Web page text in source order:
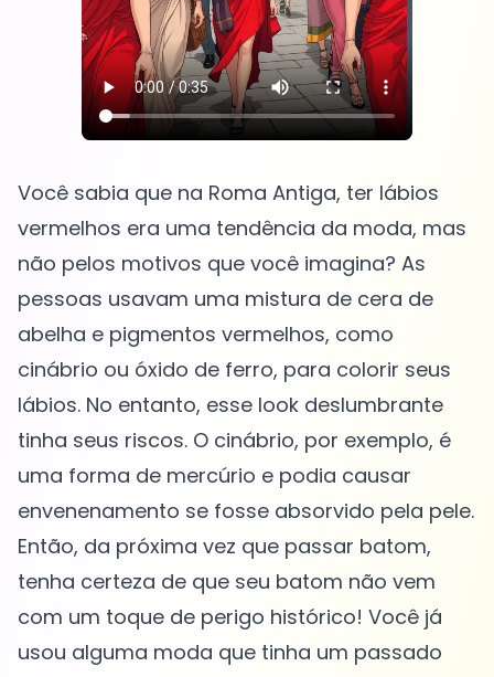
Você sabia que na Roma Antiga, ter lábios
vermelhos era uma tendência da moda, mas
não pelos motivos que você imagina? As
pessoas usavam uma mistura de cera de
abelha e pigmentos vermelhos, como
cinábrio ou óxido de ferro, para colorir seus
lábios. No entanto, esse look deslumbrante
tinha seus riscos. O cinábrio, por exemplo, é
uma forma de mercúrio e podia causar
envenenamento se fosse absorvido pela pele.
Então, da próxima vez que passar batom,
tenha certeza de que seu batom não vem
com um toque de perigo histórico! Você já
usou alguma moda que tinha um passado